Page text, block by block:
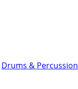
Drums & Percussion